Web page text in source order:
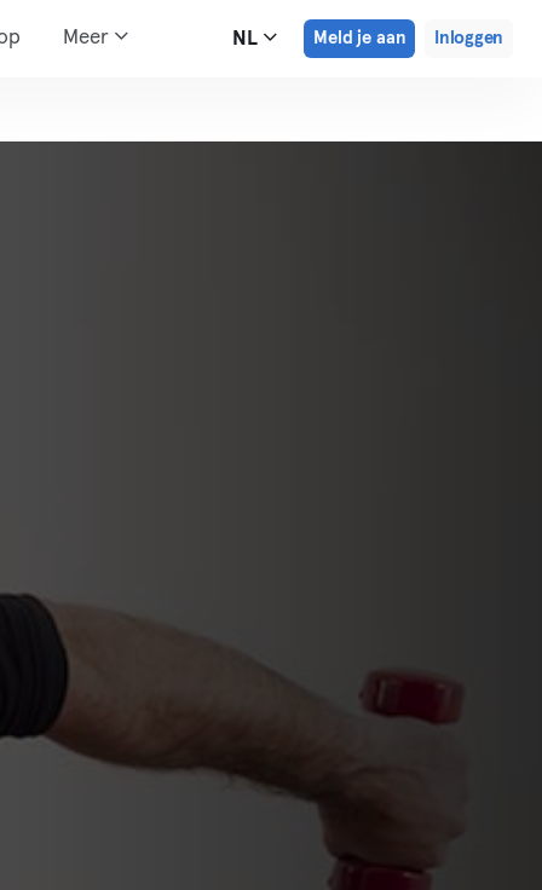
Meer NL Meld je aan Inloggen